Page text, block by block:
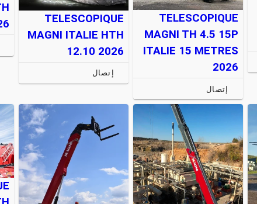
TELESCOPIQUE
MAGNI TH 4.5 15P
ITALIE 15 METRES
2026
إتصال
TELESCOPIQUE
MAGNI ITALIE HTH
12.10 2026
إتصال